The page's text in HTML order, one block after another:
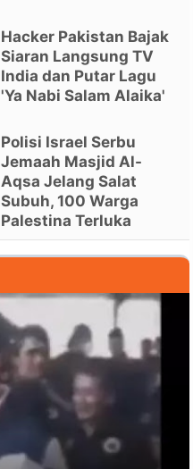
Hacker Pakistan Bajak
Siaran Langsung TV
India dan Putar Lagu
'Ya Nabi Salam Alaika'
Polisi Israel Serbu
Jemaah Masjid Al-
Aqsa Jelang Salat
Subuh, 100 Warga
Palestina Terluka